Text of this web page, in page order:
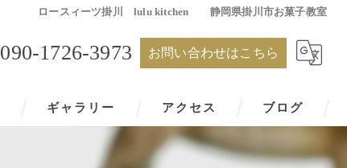
ロースィーツ掛川 lulu kitchen 静岡県掛川市お菓子教室
090-1726-3973 お問い合わせはこちら
ギャラリー アクセス ブログ